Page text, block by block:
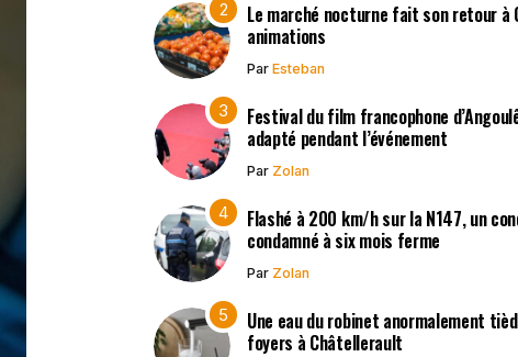
Le marché nocturne fait son retour à
animations
Par Esteban
Festival du film francophone
adapté pendant l’événement
Par Zolan
Flashé à 200 km/h sur la N147, un
condamné à six mois ferme
Par Zolan
Une eau du robinet anormalement
foyers à Châtellerault